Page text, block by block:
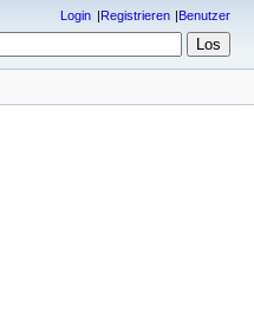
Login Registrieren Benutzer